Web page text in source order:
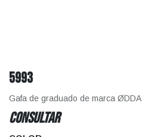
5993
Gafa de graduado de marca ØDDA
CONSULTAR